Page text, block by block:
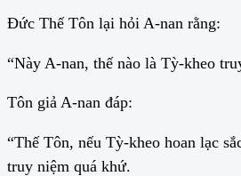
Đức Thế Tôn lại hỏi A-nan rằng:
“Này A-nan, thế nào là Tỳ-kheo
Tôn giả A-nan đáp:
“Thế Tôn, nếu Tỳ-kheo hoan lạc
truy niệm quá khứ.